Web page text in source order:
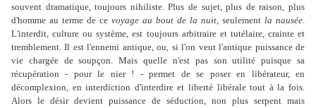
souvent dramatique, toujours nihiliste. Plus de sujet, plus de raison, plus
d'homme au terme de ce voyage au bout de la nuit, seulement la nausée.
L'interdit, culture ou système, est toujours arbitraire et tutélaire, crainte et
tremblement. Il est l'ennemi antique, ou, si l'on veut l'antique puissance de
vie chargée de soupçon. Mais quelle n'est pas son utilité puisque sa
récupération - pour le nier ! - permet de se poser en libérateur, en
décomplexion, en interdiction d'interdire et liberté libérale tout à la fois.
Alors le désir devient puissance de séduction, non plus serpent mais